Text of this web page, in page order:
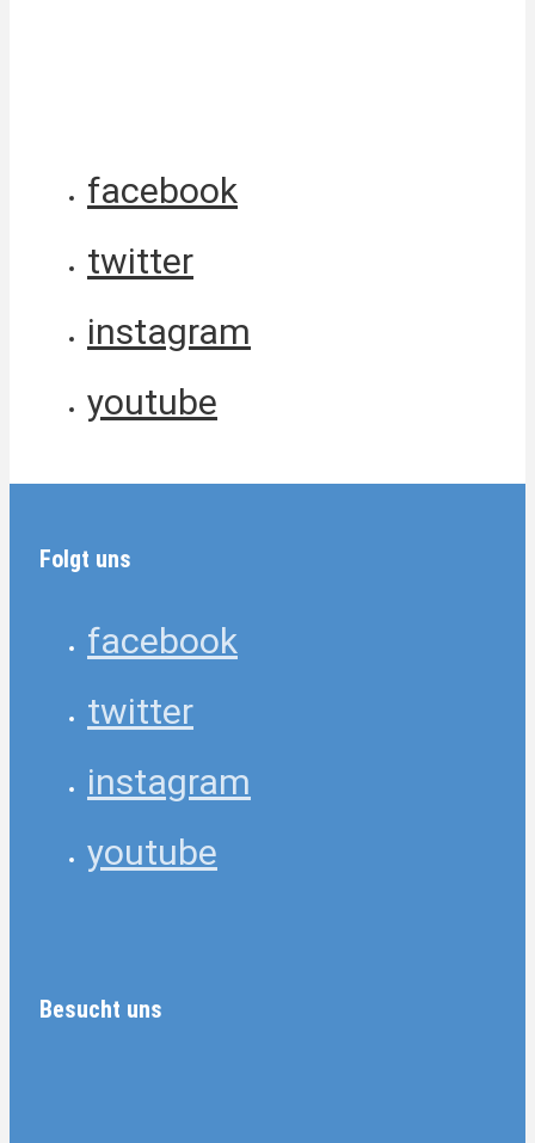
facebook
twitter
instagram
youtube
Folgt uns
facebook
twitter
instagram
youtube
Besucht uns